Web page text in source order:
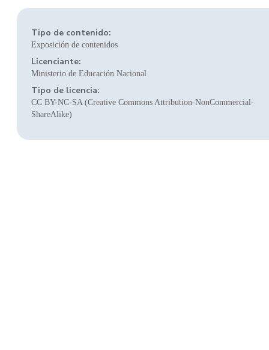
Tipo de contenido:
Exposición de contenidos
Licenciante:
Ministerio de Educación Nacional
Tipo de licencia:
CC BY-NC-SA (Creative Commons Attribution-NonCommercial-
ShareAlike)